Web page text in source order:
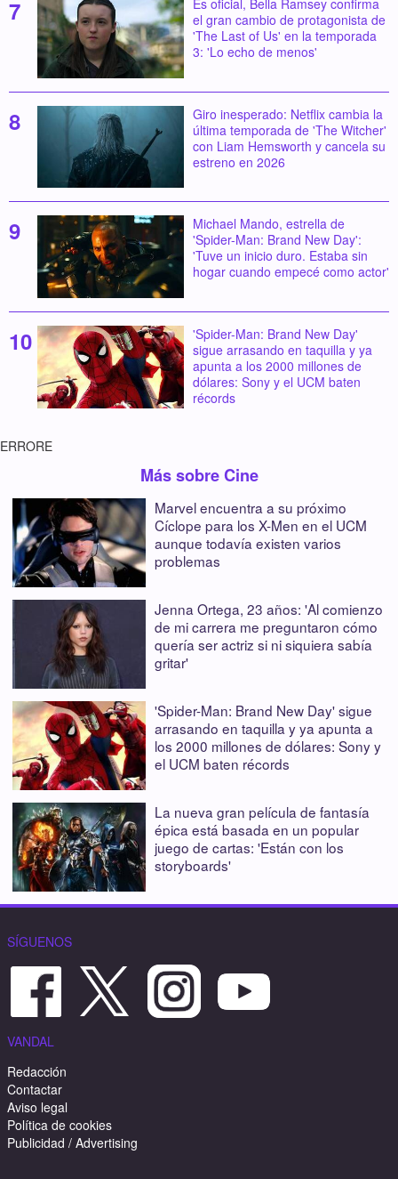
Es oficial, Bella Ramsey confirma
el gran cambio de protagonista de
'The Last of Us' en la temporada
3: 'Lo echo de menos'
Giro inesperado: Netflix cambia la
última temporada de 'The Witcher'
con Liam Hemsworth y cancela su
estreno en 2026
Michael Mando, estrella de
'Spider-Man: Brand New Day':
'Tuve un inicio duro. Estaba sin
hogar cuando empecé como actor'
'Spider-Man: Brand New Day'
sigue arrasando en taquilla y ya
apunta a los 2000 millones de
dólares: Sony y el UCM baten
récords
ERRORE
Más sobre Cine
Marvel encuentra a su próximo
Cíclope para los X-Men en el UCM
aunque todavía existen varios
problemas
Jenna Ortega, 23 años: 'Al comienzo
de mi carrera me preguntaron cómo
quería ser actriz si ni siquiera sabía
gritar'
'Spider-Man: Brand New Day' sigue
arrasando en taquilla y ya apunta a
los 2000 millones de dólares: Sony y
el UCM baten récords
La nueva gran película de fantasía
épica está basada en un popular
juego de cartas: 'Están con los
storyboards'
SÍGUENOS
VANDAL
Redacción
Contactar
Aviso legal
Política de cookies
Publicidad / Advertising